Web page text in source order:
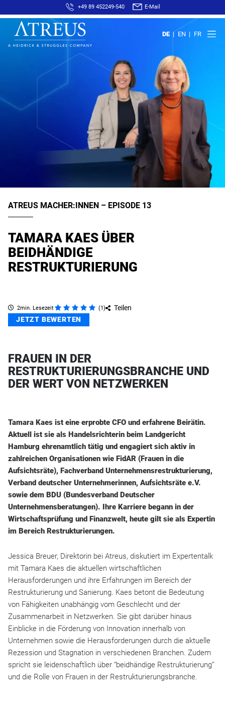
+49 89 452249-540 E-Mail
DE EN FR
ATREUS MACHER:INNEN – EPISODE 13
TAMARA KAES ÜBER
BEIDHÄNDIGE
RESTRUKTURIERUNG
2min. Lesezeit (1)
Teilen
JETZT BEWERTEN
FRAUEN IN DER
RESTRUKTURIERUNGSBRANCHE UND
DER WERT VON NETZWERKEN
Tamara Kaes ist eine erprobte CFO und erfahrene Beirätin.
Aktuell ist sie als Handelsrichterin beim Landgericht
Hamburg ehrenamtlich tätig und engagiert sich aktiv in
zahlreichen Organisationen wie FidAR (Frauen in die
Aufsichtsräte), Fachverband Unternehmensrestrukturierung,
Verband deutscher Unternehmerinnen, Aufsichtsräte e.V.
sowie dem BDU (Bundesverband Deutscher
Unternehmensberatungen). Ihre Karriere begann in der
Wirtschaftsprüfung und Finanzwelt, heute gilt sie als Expertin
im Bereich Restrukturierungen.
Jessica Breuer, Direktorin bei Atreus, diskutiert im Expertentalk
mit Tamara Kaes die aktuellen wirtschaftlichen
Herausforderungen und ihre Erfahrungen im Bereich der
Restrukturierung und Sanierung. Kaes betont die Bedeutung
von Fähigkeiten unabhängig vom Geschlecht und der
Zusammenarbeit in Netzwerken. Sie gibt darüber hinaus
Einblicke in die Förderung von Innovation innerhalb von
Unternehmen sowie die Herausforderungen durch die aktuelle
Rezession und Stagnation in verschiedenen Branchen. Zudem
spricht sie leidenschaftlich über “beidhändige Restrukturierung”
und die Rolle von Frauen in der Restrukturierungsbranche.